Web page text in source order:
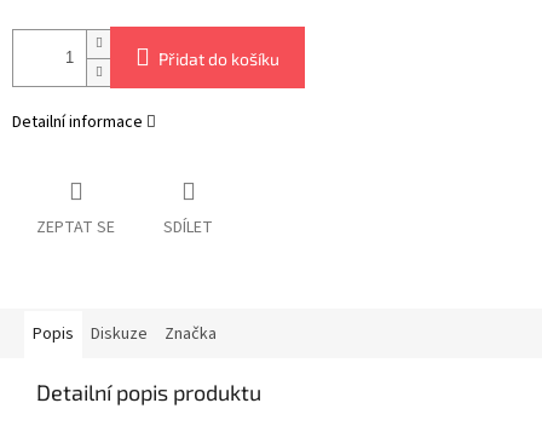
Přidat do košíku
Detailní informace
ZEPTAT SE SDÍLET
Popis Diskuze Značka
Detailní popis produktu